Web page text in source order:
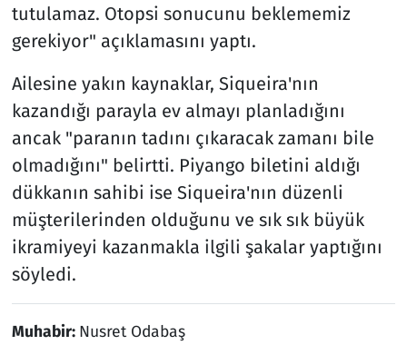
tutulamaz. Otopsi sonucunu beklememiz
gerekiyor" açıklamasını yaptı.
Ailesine yakın kaynaklar, Siqueira'nın
kazandığı parayla ev almayı planladığını
ancak "paranın tadını çıkaracak zamanı bile
olmadığını" belirtti. Piyango biletini aldığı
dükkanın sahibi ise Siqueira'nın düzenli
müşterilerinden olduğunu ve sık sık büyük
ikramiyeyi kazanmakla ilgili şakalar yaptığını
söyledi.
Muhabir: Nusret Odabaş